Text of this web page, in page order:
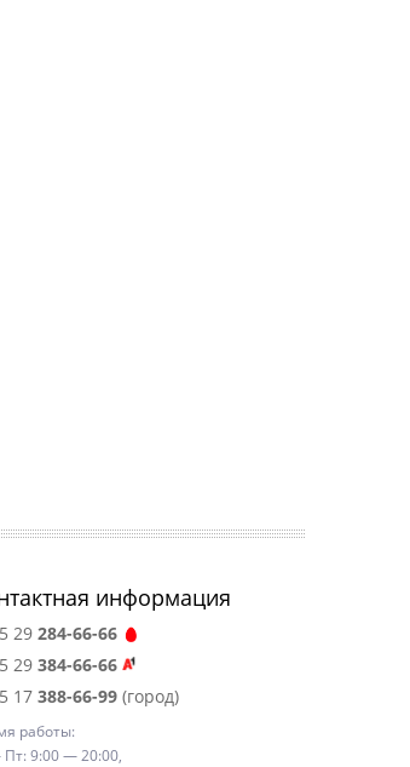
информация
29 284-66-66
29 384-66-66
17 388-66-99(город)
работы:
Пт: 9:00 — 20:00,